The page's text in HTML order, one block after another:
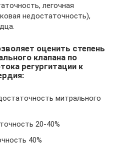
легочная
недостаточность),
оценить степень
клапана по
регургитации к
митрального
20-40%
40%